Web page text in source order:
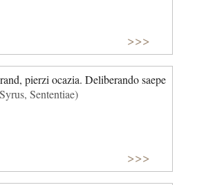
>>>
pierzi ocazia. Deliberando saepe
Sententiae)
>>>